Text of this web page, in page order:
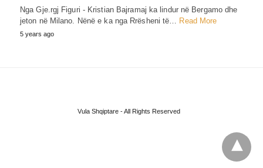
Nga Gje.rgj Figuri - Kristian Bajramaj ka lindur në Bergamo dhe
jeton në Milano. Nënë e ka nga Rrësheni të… Read More
5 years ago
Vula Shqiptare - All Rights Reserved